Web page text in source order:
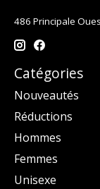
486 Principale
Catégories
Nouveautés
Réductions
Hommes
Femmes
Unisexe